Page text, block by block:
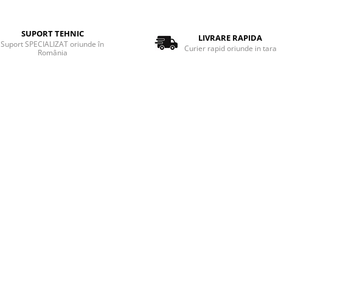
SUPORT TEHNIC
Suport SPECIALIZAT oriunde în
România
LIVRARE RAPIDA
Curier rapid oriunde in tara